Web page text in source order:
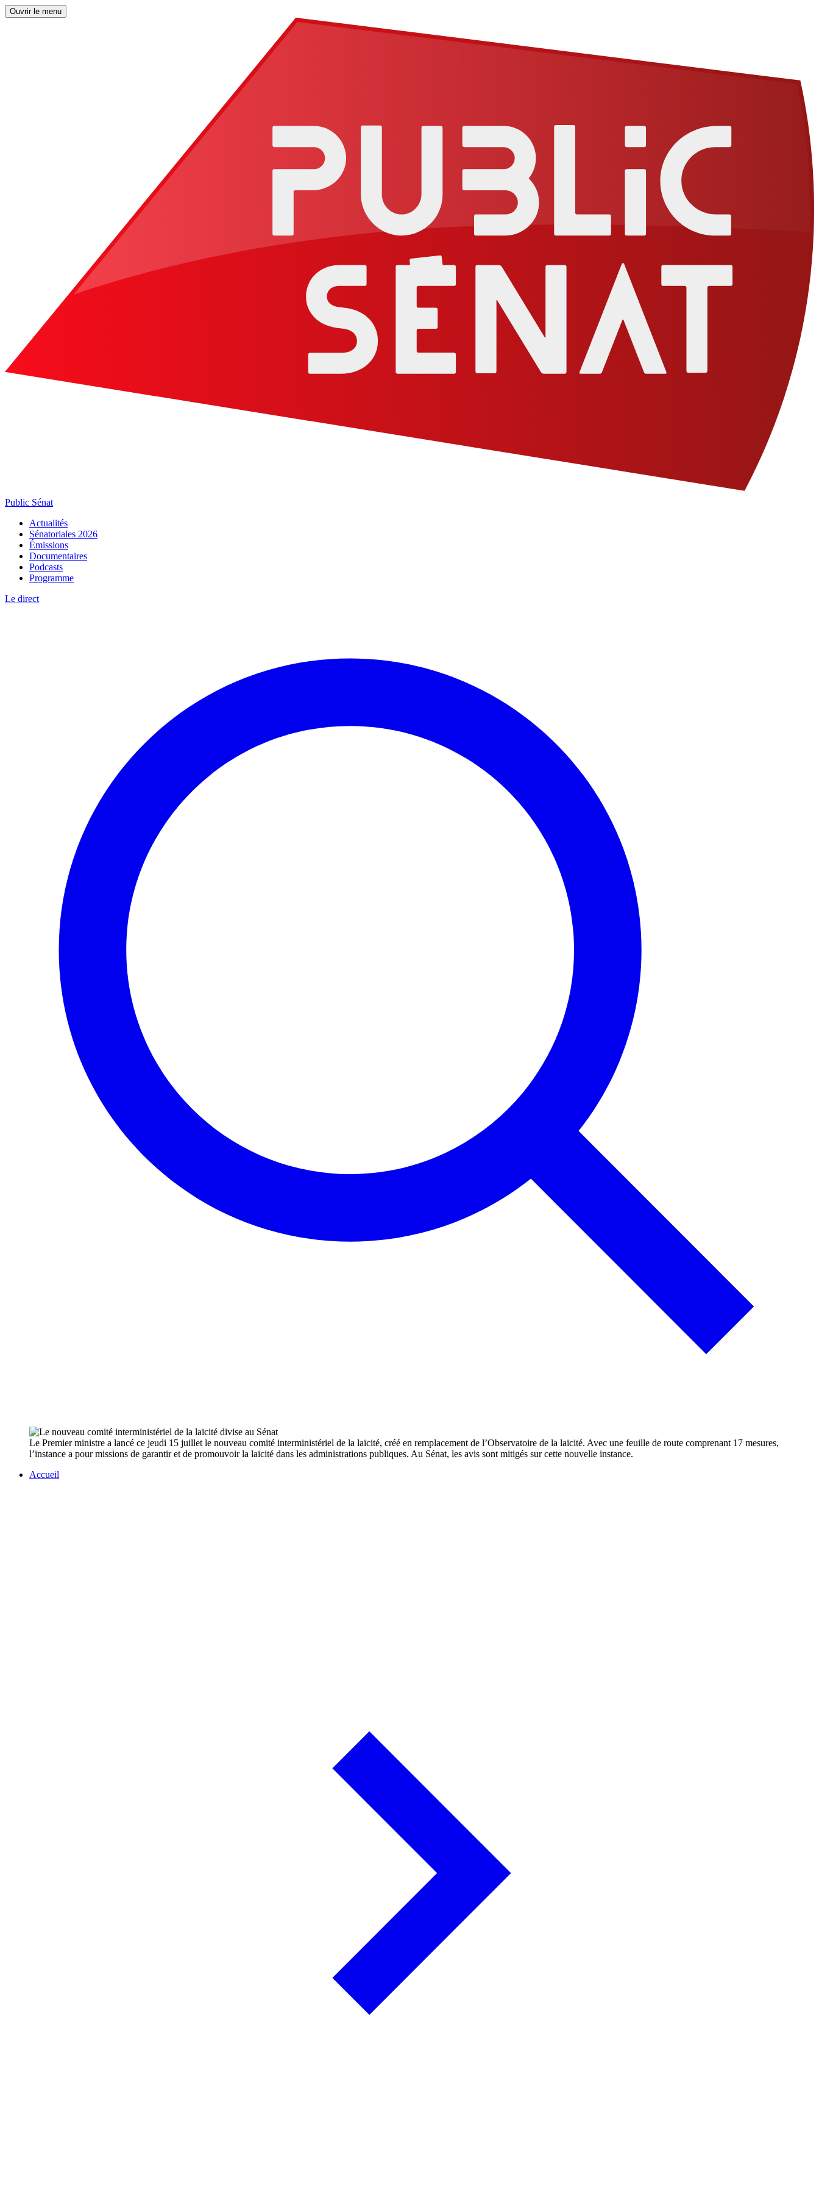
Ouvrir le menu
Public Sénat
Actualités
Sénatoriales 2026
Émissions
Documentaires
Podcasts
Programme
Le direct
Le Premier ministre a lancé ce jeudi 15 juillet le nouveau comité interministériel de la laïcité, créé en remplacement de l’Observatoire de la laïcité. Avec une feuille de route comprenant 17 mesures,
l’instance a pour missions de garantir et de promouvoir la laïcité dans les administrations publiques. Au Sénat, les avis sont mitigés sur cette nouvelle instance.
Accueil